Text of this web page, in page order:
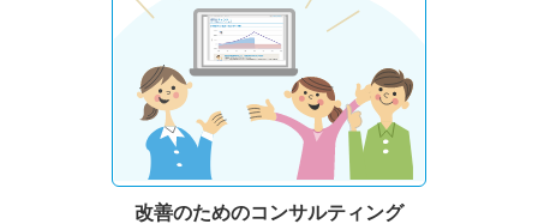
改善のためのコンサルティング